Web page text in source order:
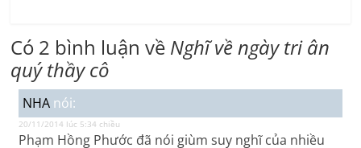
Có 2 bình luận về Nghĩ về ngày tri ân
quý thầy cô
NHA nói:
20/11/2014 lúc 5:34 chiều
Phạm Hồng Phước đã nói giùm suy nghĩ của nhiều